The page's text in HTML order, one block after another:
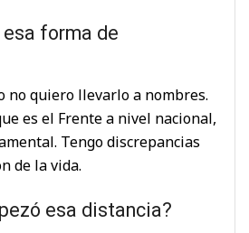
forma de
no quiero llevarlo a nombres.
es el Frente a nivel nacional,
Tengo discrepancias
de la vida.
esa distancia?